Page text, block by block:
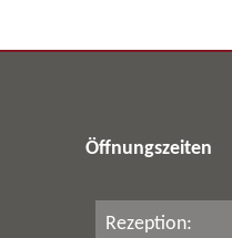
Öffnungszeiten
Rezeption: